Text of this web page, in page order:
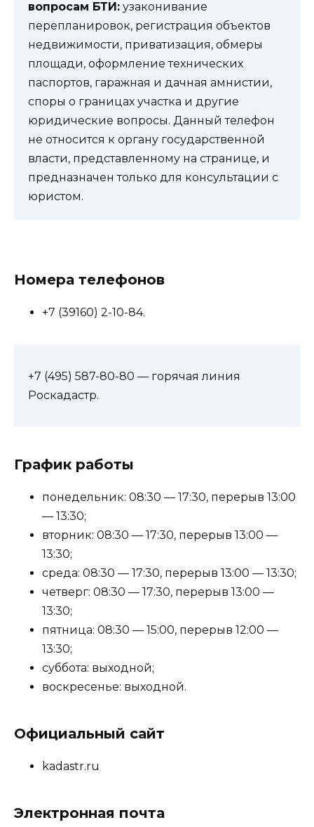
вопросам БТИ: узаконивание
перепланировок, регистрация объектов
недвижимости, приватизация, обмеры
площади, оформление технических
паспортов, гаражная и дачная амнистии,
споры о границах участка и другие
юридические вопросы. Данный телефон
не относится к органу государственной
власти, представленному на странице, и
предназначен только для консультации с
юристом.
Номера телефонов
+7 (39160) 2-10-84.
+7 (495) 587-80-80 — горячая линия
Роскадастр.
График работы
понедельник: 08:30 — 17:30, перерыв 13:00
— 13:30;
вторник: 08:30 — 17:30, перерыв 13:00 —
13:30;
среда: 08:30 — 17:30, перерыв 13:00 — 13:30;
четверг: 08:30 — 17:30, перерыв 13:00 —
13:30;
пятница: 08:30 — 15:00, перерыв 12:00 —
13:30;
суббота: выходной;
воскресенье: выходной.
Официальный сайт
kadastr.ru
Электронная почта